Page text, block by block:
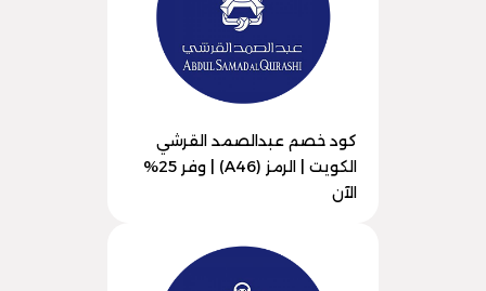
كود خصم عبدالصمد القرشي
الكويت | الرمز (A46) | وفر 25%
الآن